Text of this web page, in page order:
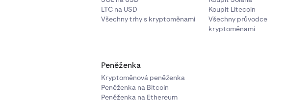
LTC na USD
Všechny trhy s kryptoměnami
Koupit Litecoin
Všechny průvodce
kryptoměnami
Peněženka
Kryptoměnová peněženka
Peněženka na Bitcoin
Peněženka na Ethereum